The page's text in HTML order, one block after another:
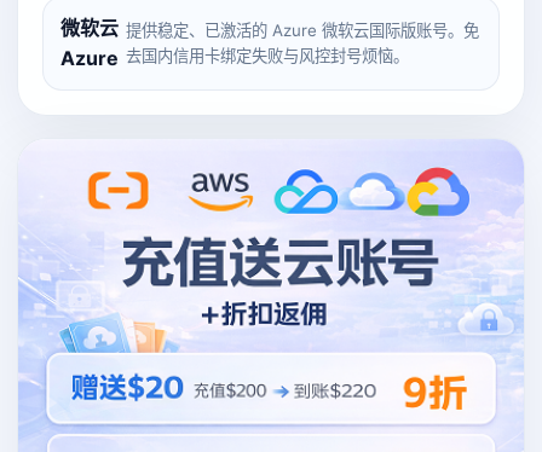
微软云
Azure
提供稳定、已激活的 Azure 微软云国际版账号。免
去国内信用卡绑定失败与风控封号烦恼。